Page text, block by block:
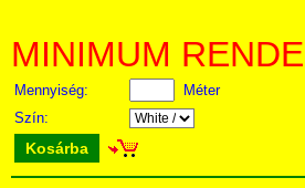
MINIMUM
Mennyiség:
Méter
Szín:
Kosárba